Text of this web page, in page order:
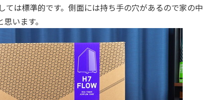
ては標準的です。側面には持ち手の穴があるので家の中
います。